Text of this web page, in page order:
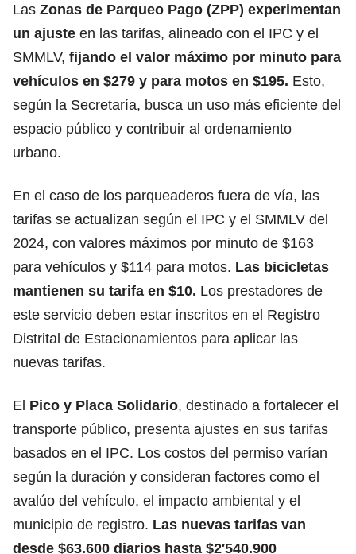
Las Zonas de Parqueo Pago (ZPP) experimentan
un ajuste en las tarifas, alineado con el IPC y el
SMMLV, fijando el valor máximo por minuto para
vehículos en $279 y para motos en $195. Esto,
según la Secretaría, busca un uso más eficiente del
espacio público y contribuir al ordenamiento
urbano.
En el caso de los parqueaderos fuera de vía, las
tarifas se actualizan según el IPC y el SMMLV del
2024, con valores máximos por minuto de $163
para vehículos y $114 para motos. Las bicicletas
mantienen su tarifa en $10. Los prestadores de
este servicio deben estar inscritos en el Registro
Distrital de Estacionamientos para aplicar las
nuevas tarifas.
El Pico y Placa Solidario, destinado a fortalecer el
transporte público, presenta ajustes en sus tarifas
basados en el IPC. Los costos del permiso varían
según la duración y consideran factores como el
avalúo del vehículo, el impacto ambiental y el
municipio de registro. Las nuevas tarifas van
desde $63.600 diarios hasta $2′540.900